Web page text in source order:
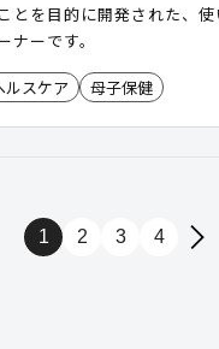
とを目的に開発された、使
ナーです。
ルスケア 母子保健
1 2 3 4